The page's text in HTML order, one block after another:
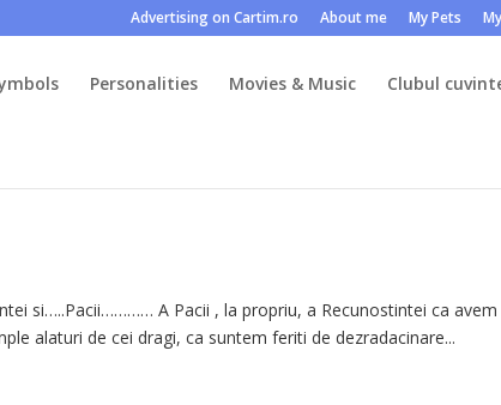
Advertising on Cartim.ro About me My Pets
Personalities Movies & Music Clubul
si…..Pacii………… A Pacii , la propriu, a Recunostintei ca avem
alaturi de cei dragi, ca suntem feriti de dezradacinare...